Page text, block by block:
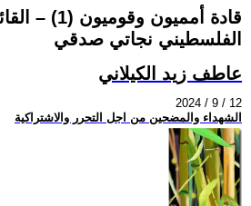
قادة أمميون
الفلسطيني نجاتي صدقي
عاطف زيد الكيلاني
2024 / 9 / 12
الشهداء والمضحين من اجل التحرر والاشتراكية